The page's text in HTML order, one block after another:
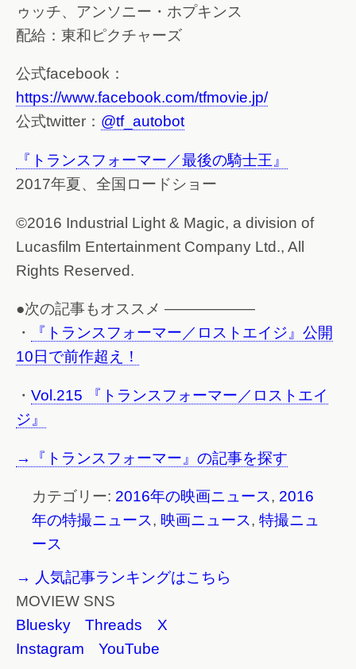
ゥッチ、アンソニー・ホプキンス
配給：東和ピクチャーズ
公式facebook：
https://www.facebook.com/tfmovie.jp/
公式twitter： @tf_autobot
『トランスフォーマー／最後の騎士王』
2017年夏、全国ロードショー
©2016 Industrial Light & Magic, a division of
Lucasfilm Entertainment Company Ltd., All
Rights Reserved.
●次の記事もオススメ ——————
・
『トランスフォーマー／ロストエイジ』公開
10日で前作超え！
・ Vol.215 『トランスフォーマー／ロストエイ
ジ』
→『トランスフォーマー』の記事を探す
カテゴリー: 2016年の映画ニュース, 2016
年の特撮ニュース, 映画ニュース, 特撮ニュ
ース
→ 人気記事ランキングはこちら
MOVIEW SNS
Bluesky
Threads
X
Instagram
YouTube